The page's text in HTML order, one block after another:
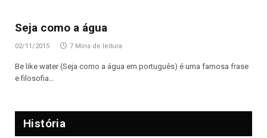
Seja como a água
02/11/2015 7 Mins de leitura
Be like water (Seja como a água em português) é uma famosa frase
e filosofia…
História